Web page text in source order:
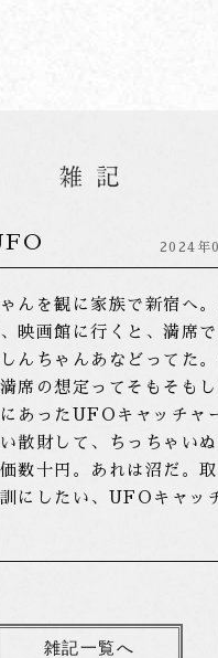
2024年
んを観に家族で新宿へ。
映画館に行くと、満席
んちゃんあなどってた。
席の想定ってそもそもし
あったUFOキャッチャ
散財して、ちっちゃい
数十円。あれは沼だ。
にしたい、UFOキャッ
雑記一覧へ